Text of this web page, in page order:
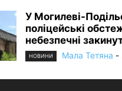
У Могилеві-
поліцейські
небезпечні
НОВИНИ Мала Тетяна -